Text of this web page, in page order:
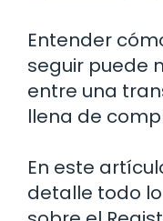
Entender
seguir puede
entre una
llena de
En este
detalle todo